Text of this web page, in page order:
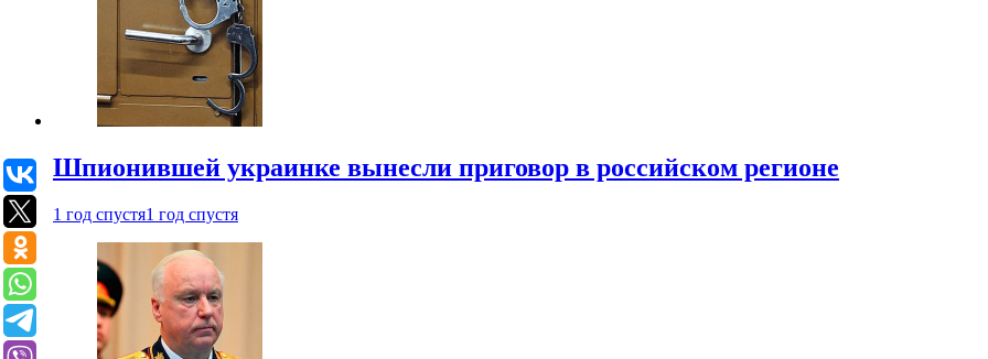
Шпионившей украинке вынесли приговор в российском регионе
1 год спустя1 год спустя